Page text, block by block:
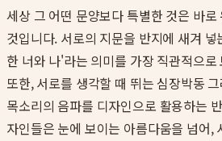
세상 그 어떤 문양보다 특별한 것은 바
것입니다. 서로의 지문을 반지에 새겨
한 너와 나'라는 의미를 가장 직관적으
또한, 서로를 생각할 때 뛰는 심장박동
목소리의 음파를 디자인으로 활용하는
자인들은 눈에 보이는 아름다움을 넘어,